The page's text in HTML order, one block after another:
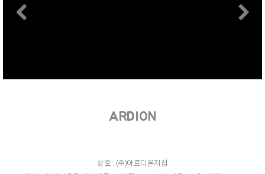
ARDION
상호 : (주)아르디온지점